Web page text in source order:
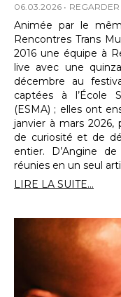
06.03.2026 REGARDER
Animée par le
Rencontres Trans
2016 une équipe à
live avec une
décembre au
captées à l’École
(ESMA) ; elles ont
janvier à mars 2026,
de curiosité et de
entier. D’Angine
réunies en un seul
LIRE LA SUITE...